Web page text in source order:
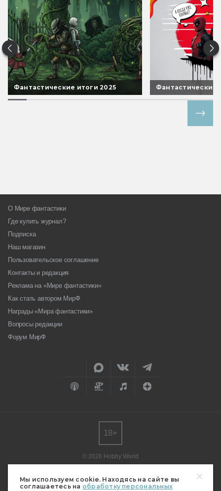
Мы используем cookie. Находясь на сайте вы
соглашаетесь на обработку персональных
Фантастические итоги 2025 Фантастические
О Мире фантастики
Где купить журнал?
Подписка
Наш магазин
Пользовательское соглашение
Контакты и редакция
Реклама на «Мире фантастики»
Как стать автором МирФ
Награды «Мира фантастики»
Вопросы редакции
Форум МирФ
© 2026 Hobby World
редакции.
Мнение авторов может не совпадать с мнением редакции.
18+